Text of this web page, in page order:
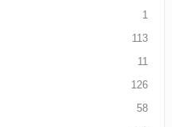
1
113
11
126
58